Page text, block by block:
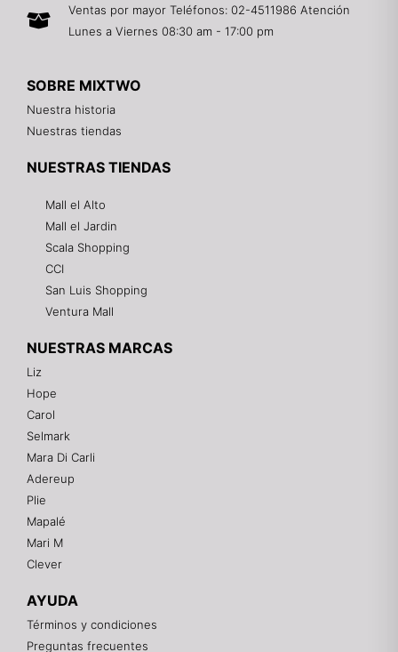
Ventas por mayor Teléfonos: 02-4511986 Atención
Lunes a Viernes 08:30 am - 17:00 pm
SOBRE MIXTWO
Nuestra historia
Nuestras tiendas
NUESTRAS TIENDAS
Mall el Alto
Mall el Jardin
Scala Shopping
CCI
San Luis Shopping
Ventura Mall
NUESTRAS MARCAS
Liz
Hope
Carol
Selmark
Mara Di Carli
Adereup
Plie
Mapalé
Mari M
Clever
AYUDA
Términos y condiciones
Preguntas frecuentes
¡Hola! 👋
Gracias por visitarnos. Te asesoramos
personalmente con tu compra: tallas, envíos y
pagos.
Recuerda: 10% de descuento en tu primera compra
Contáctanos por el canal que prefieras 💕